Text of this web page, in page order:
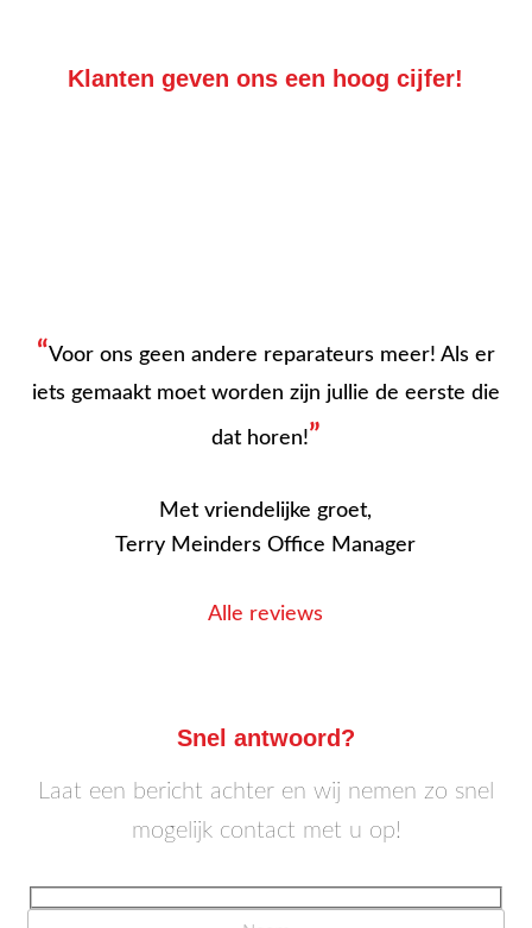
Klanten geven ons een hoog cijfer!
“Voor ons geen andere reparateurs meer! Als er
iets gemaakt moet worden zijn jullie de eerste die
dat horen!”
Met vriendelijke groet,
Terry Meinders Office Manager
Alle reviews
Snel antwoord?
Laat een bericht achter en wij nemen zo snel
mogelijk contact met u op!